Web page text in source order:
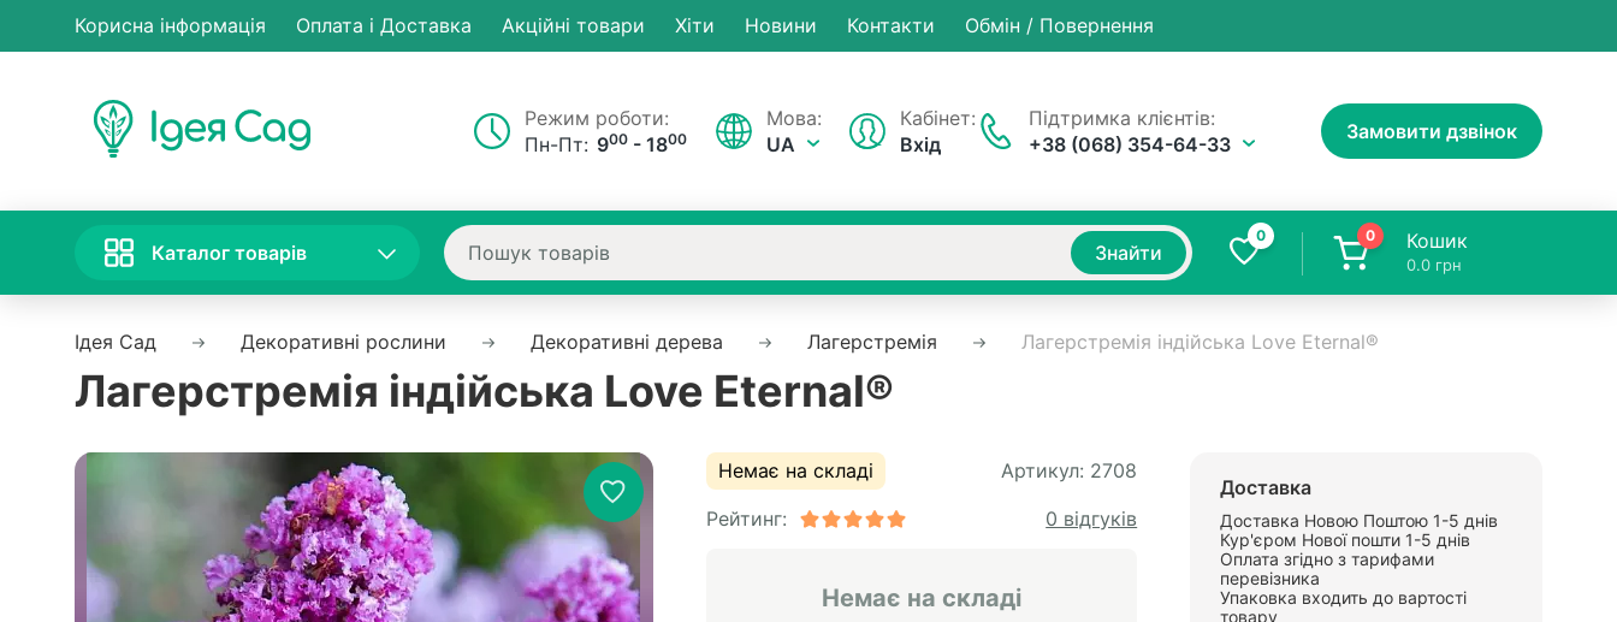
Корисна інформація Оплата і Доставка Акційні товари Хiти Новини Контакти Обмін / Повернення
Режим роботи:
Пн-Пт: 900 - 1800
Підтримка клієнтів:
+38 (068) 354-64-33
Мова:
UA
Кабінет:
Вхід
Замовити дзвінок
Каталог товарів Знайти
0 0 Кошик
0.0 грн
Ідея Сад Декоративні рослини Декоративні дерева Лагерстремія Лагерстремія індійська Love Eternal®
Лагерстремія індійська Love Eternal®
Немає на складі Артикул: 2708
Рейтинг:
0 відгуків
Немає на складі
Доставка
Доставка Новою Поштою 1-5 днів
Кур'єром Нової пошти 1-5 днів
Оплата згідно з тарифами
перевізника
Упаковка входить до вартості
товару